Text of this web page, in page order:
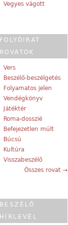
Vegyes vágott
FOLYÓIRAT
ROVATOK
Vers
Beszélő-beszélgetés
Folyamatos jelen
Vendégkönyv
Játéktér
Roma-dosszié
Befejezetlen múlt
Búcsú
Kultúra
Visszabeszélő
Összes rovat →
BESZÉLŐ
HÍRLEVÉL